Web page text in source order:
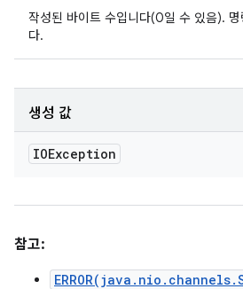
작성된 바이트 수입니다(0일 수 있음).
다.
생성 값
IOException
참고: